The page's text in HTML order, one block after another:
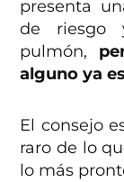
presenta
de riesgo
pulmón,
alguno ya
El consejo
raro de lo
lo más